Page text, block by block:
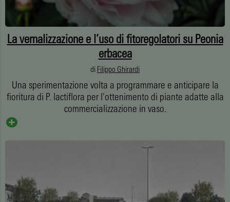
La vernalizzazione e l’uso di fitoregolatori su Peonia
erbacea
di Filippo Ghirardi
Una sperimentazione volta a programmare e anticipare la
fioritura di P. lactiflora per l'ottenimento di piante adatte alla
commercializzazione in vaso.